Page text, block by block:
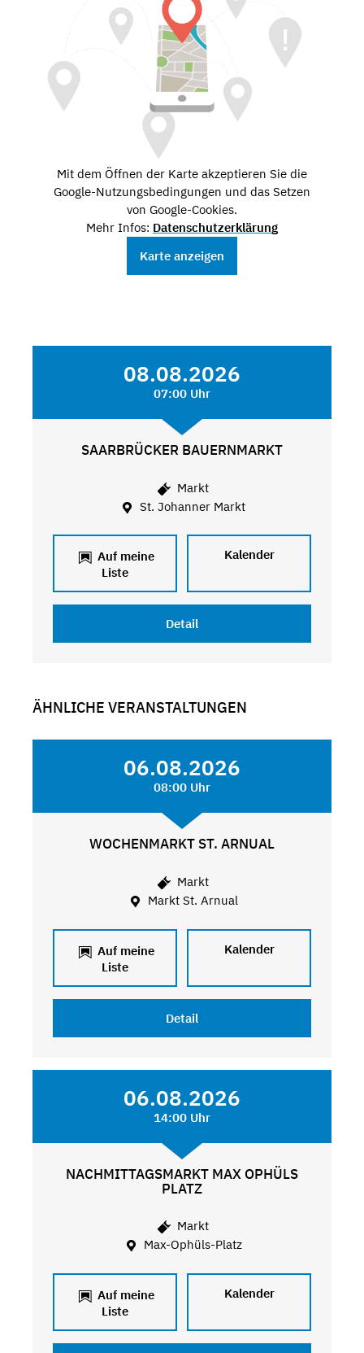
Mit dem Öffnen der Karte akzeptieren Sie die
Google-Nutzungsbedingungen und das Setzen
von Google-Cookies.
Mehr Infos: Datenschutzerklärung
Karte anzeigen
08.08.2026
07:00 Uhr
SAARBRÜCKER BAUERNMARKT
Markt
St. Johanner Markt
Auf meine
Liste
Kalender
Detail
ÄHNLICHE VERANSTALTUNGEN
06.08.2026
08:00 Uhr
WOCHENMARKT ST. ARNUAL
Markt
Markt St. Arnual
Auf meine
Liste
Kalender
Detail
06.08.2026
14:00 Uhr
NACHMITTAGSMARKT MAX OPHÜLS
PLATZ
Markt
Max-Ophüls-Platz
Auf meine
Liste
Kalender